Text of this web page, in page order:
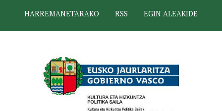
HARREMANETARAKO
RSS EGIN ALEAKIDE